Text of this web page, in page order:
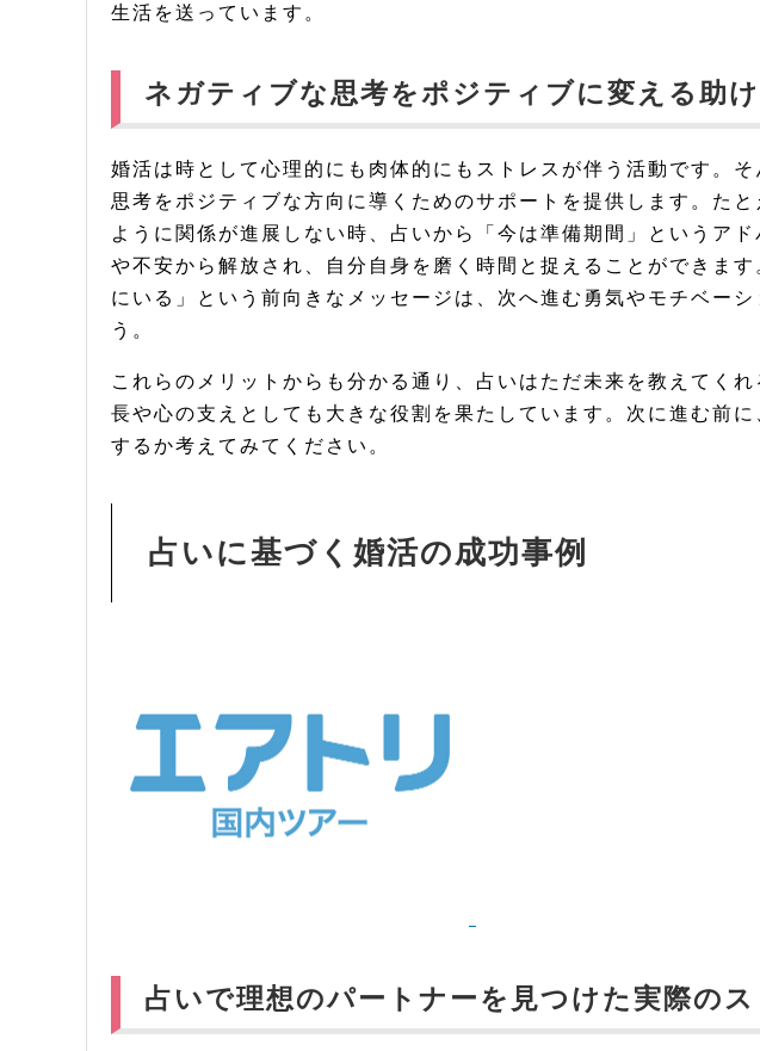
生活を送っています。
ネガティブな思考をポジティブに変える助
婚活は時として心理的にも肉体的にもストレスが伴う活動です。
思考をポジティブな方向に導くためのサポートを提供します。た
ように関係が進展しない時、占いから「今は準備期間」というア
や不安から解放され、自分自身を磨く時間と捉えることができま
にいる」という前向きなメッセージは、次へ進む勇気やモチベー
う。
これらのメリットからも分かる通り、占いはただ未来を教えてく
長や心の支えとしても大きな役割を果たしています。次に進む前
するか考えてみてください。
占いに基づく婚活の成功事例
占いで理想のパートナーを見つけた実際の